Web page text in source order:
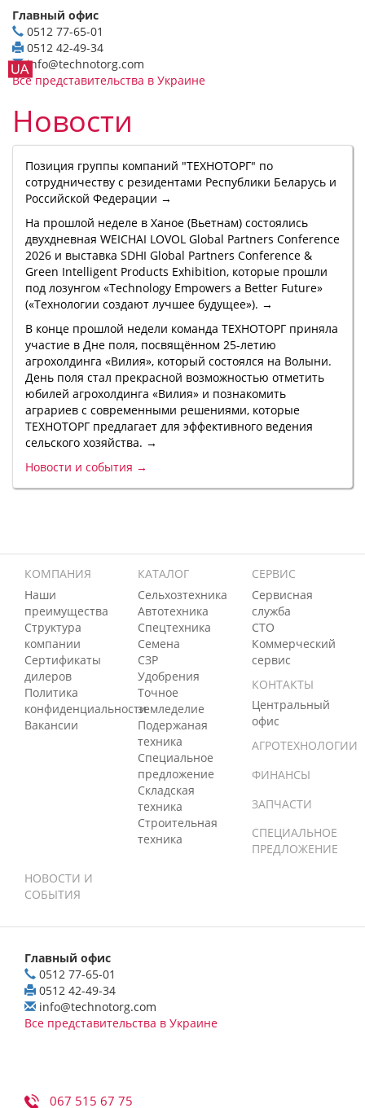
Главный офис
0512 77-65-01
0512 42-49-34
info@technotorg.com
Все представительства в Украине
Новости
Позиция группы компаний "ТЕХНОТОРГ" по
сотрудничеству с резидентами Республики Беларусь и
Российской Федерации →
На прошлой неделе в Ханое (Вьетнам) состоялись
двухдневная WEICHAI LOVOL Global Partners Conference
2026 и выставка SDHI Global Partners Conference &
Green Intelligent Products Exhibition, которые прошли
под лозунгом «Technology Empowers a Better Future»
(«Технологии создают лучшее будущее»). →
В конце прошлой недели команда ТЕХНОТОРГ приняла
участие в Дне поля, посвящённом 25-летию
агрохолдинга «Вилия», который состоялся на Волыни.
День поля стал прекрасной возможностью отметить
юбилей агрохолдинга «Вилия» и познакомить
аграриев с современными решениями, которые
ТЕХНОТОРГ предлагает для эффективного ведения
сельского хозяйства. →
Новости и события →
КОМПАНИЯ
Наши
преимущества
Структура
компании
Сертификаты
дилеров
Политика
конфиденциальности
Вакансии
КАТАЛОГ
Сельхозтехника
Автотехника
Спецтехника
Семена
СЗР
Удобрения
Точное
земледелие
Подержаная
техника
Специальное
предложение
Складская
техника
Строительная
техника
СЕРВИС
Сервисная
служба
СТО
Коммерческий
сервис
КОНТАКТЫ
Центральный
офис
АГРОТЕХНОЛОГИИ
ФИНАНСЫ
ЗАПЧАСТИ
СПЕЦИАЛЬНОЕ
ПРЕДЛОЖЕНИЕ
НОВОСТИ И
СОБЫТИЯ
Главный офис
0512 77-65-01
0512 42-49-34
info@technotorg.com
Все представительства в Украине
067 515 67 75